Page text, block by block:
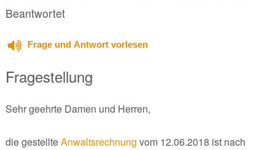
Beantwortet
Frage und Antwort vorlesen
Fragestellung
Sehr geehrte Damen und Herren,
die gestellteAnwaltsrechnung vom 12.06.2018 ist nach